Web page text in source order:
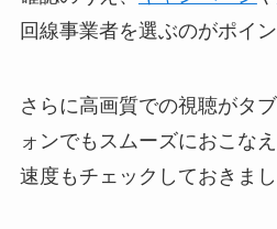
回線事業者を選ぶのがポイン
さらに高画質での視聴がタ
ォンでもスムーズにおこな
速度もチェックしておきまし